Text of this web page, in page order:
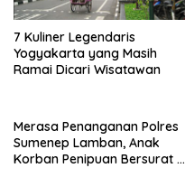
7 Kuliner Legendaris
Yogyakarta yang Masih
Ramai Dicari Wisatawan
Merasa Penanganan Polres
Sumenep Lamban, Anak
Korban Penipuan Bersurat ke